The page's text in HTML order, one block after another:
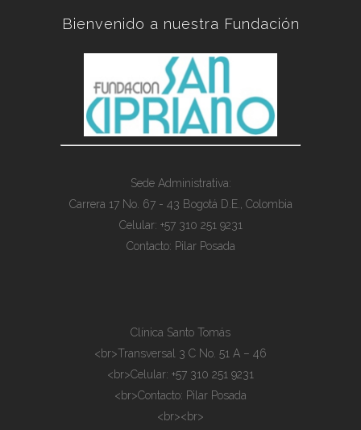
Bienvenido a nuestra Fundación
Sede Administrativa:
Carrera 17 No. 67 - 43 Bogotá D.E., Colombia
Celular: +57 310 251 9231
Contacto: Pilar Posada
Clínica Santo Tomás
<br>Transversal 3 C No. 51 A – 46
<br>Celular: +57 310 251 9231
<br>Contacto: Pilar Posada
<br><br>